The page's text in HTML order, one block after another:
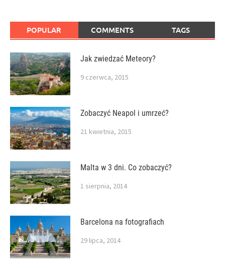
POPULAR COMMENTS TAGS
Jak zwiedzać Meteory?
9 czerwca, 2015
Zobaczyć Neapol i umrzeć?
21 kwietnia, 2015
Malta w 3 dni. Co zobaczyć?
1 sierpnia, 2014
Barcelona na fotografiach
29 lipca, 2014